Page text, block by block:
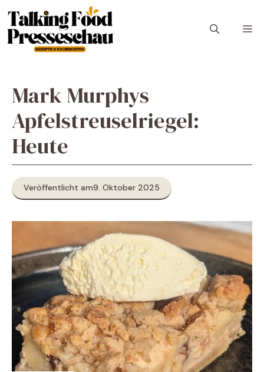
Inhalt
springen
Mark Murphys
Apfelstreuselriegel:
Heute
Veröffentlicht am9. Oktober 2025